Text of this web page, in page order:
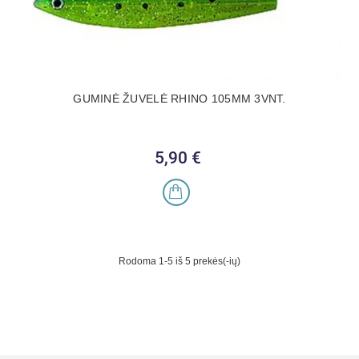
GUMINĖ ŽUVELĖ RHINO 105MM 3VNT.
Kaina
5,90 €
Rodoma 1-5 iš 5 prekės(-ių)